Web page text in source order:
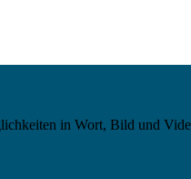
in Wort, Bild und